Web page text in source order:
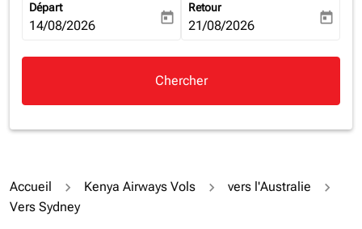
Départ
fc-booking-departure-date-aria-label
14/08/2026 today
Retour
fc-booking-return-date-aria-
21/08/2026 today
Chercher
Accueil Kenya Airways Vols
vers l'Australie
Vers Sydney